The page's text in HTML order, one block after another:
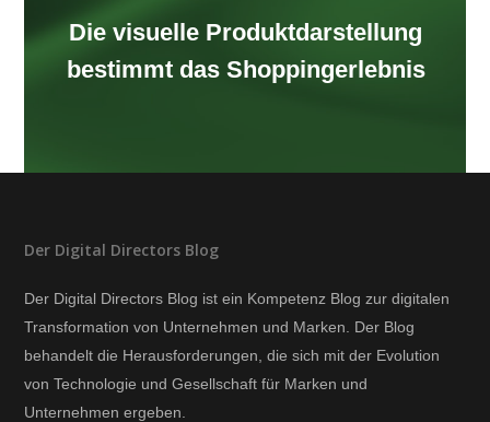
Die visuelle Produktdarstellung
bestimmt das Shoppingerlebnis
Der Digital Directors Blog
Der Digital Directors Blog ist ein Kompetenz Blog zur digitalen
Transformation von Unternehmen und Marken. Der Blog
behandelt die Herausforderungen, die sich mit der Evolution
von Technologie und Gesellschaft für Marken und
Unternehmen ergeben.